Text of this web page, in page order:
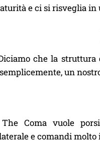
e ci si risveglia in
che la
un
Coma vuole
e comandi